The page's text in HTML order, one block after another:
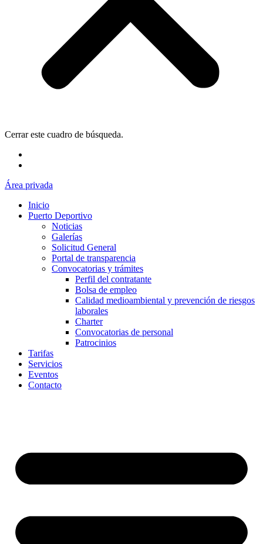
Cerrar este cuadro de búsqueda.
Área privada
Inicio
Puerto Deportivo
Noticias
Galerías
Solicitud General
Portal de transparencia
Convocatorias y trámites
Perfil del contratante
Bolsa de empleo
Calidad medioambiental y prevención de riesgos
laborales
Charter
Convocatorias de personal
Patrocinios
Tarifas
Servicios
Eventos
Contacto